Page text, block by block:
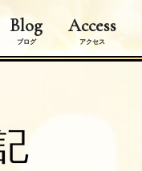
Blog
ブログ
Access
アクセス